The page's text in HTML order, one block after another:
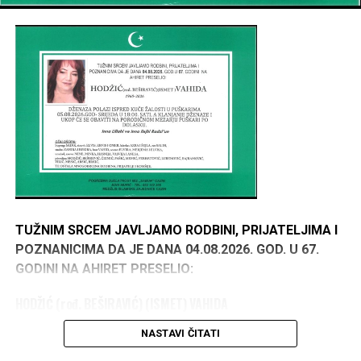
TUŽNIM SRCEM JAVLJAMO RODBINI, PRIJATELJIMA I
POZNANICIMA DA JE DANA 04.08.2026. GOD. U 67.
GODINI NA AHIRET PRESELIO:
NASTAVI ČITATI